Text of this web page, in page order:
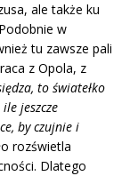
ale także ku
w
tu zawsze pali
z Opola, z
to światełko
jeszcze
by czujnie i
rozświetla
Dlatego